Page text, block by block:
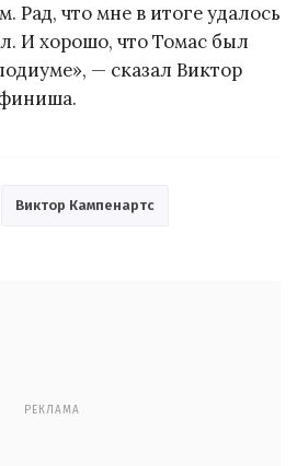
что мне в итоге удалось
И хорошо, что Томас был
— сказал Виктор
Виктор Кампенартс
РЕКЛАМА